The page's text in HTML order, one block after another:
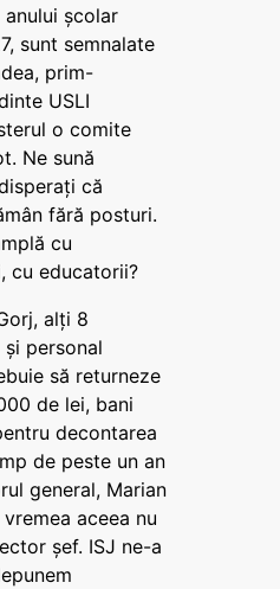
școlar
sunt semnalate
prim-
USLI
o comite
Ne sună
că
fără posturi.
cu
cu educatorii?
alți 8
personal
să returneze
de lei, bani
decontarea
de peste un an
general, Marian
aceea nu
șef. ISJ ne-a